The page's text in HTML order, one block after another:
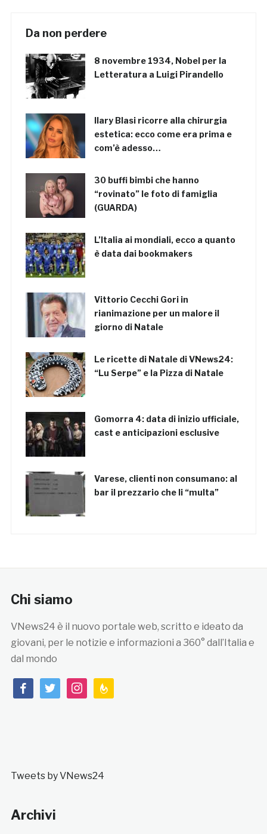
Da non perdere
8 novembre 1934, Nobel per la
Letteratura a Luigi Pirandello
Ilary Blasi ricorre alla chirurgia
estetica: ecco come era prima e
com’è adesso…
30 buffi bimbi che hanno
“rovinato” le foto di famiglia
(GUARDA)
L’Italia ai mondiali, ecco a quanto
è data dai bookmakers
Vittorio Cecchi Gori in
rianimazione per un malore il
giorno di Natale
Le ricette di Natale di VNews24:
“Lu Serpe” e la Pizza di Natale
Gomorra 4: data di inizio ufficiale,
cast e anticipazioni esclusive
Varese, clienti non consumano: al
bar il prezzario che li “multa”
Chi siamo
VNews24 è il nuovo portale web, scritto e ideato da
giovani, per le notizie e informazioni a 360° dall’Italia e
dal mondo
facebooktwitterinstagramfeedburner
Tweets by VNews24
Archivi